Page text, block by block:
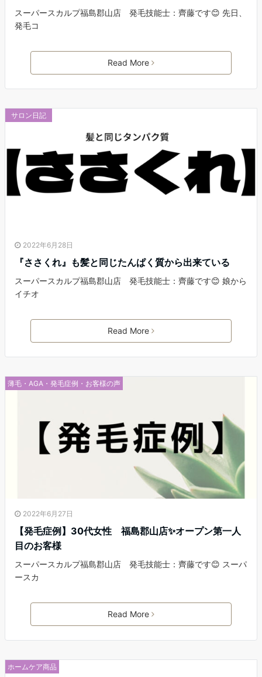
スーパースカルプ福島郡山店 発毛技能士：齊藤です😊 先日、
発毛コ
Read More
サロン日記
2022年6月28日
『ささくれ』も髪と同じたんぱく質から出来ている
スーパースカルプ福島郡山店 発毛技能士：齊藤です😊 娘から
イチオ
Read More
薄毛・AGA・発毛症例・お客様の声
2022年6月27日
【発毛症例】30代女性 福島郡山店✨オープン第一人
目のお客様
スーパースカルプ福島郡山店 発毛技能士：齊藤です😊 スーパ
ースカ
Read More
ホームケア商品